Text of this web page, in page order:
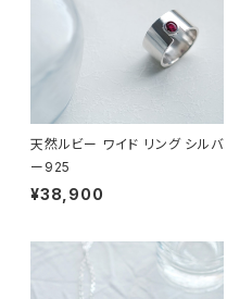
天然ルビー ワイド リング シルバ
ー925
¥38,900